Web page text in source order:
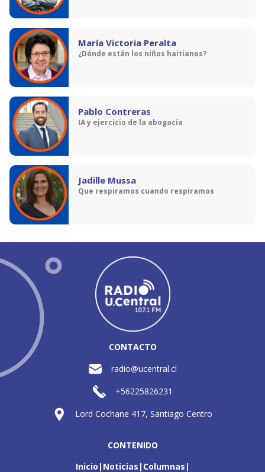
María Victoria Peralta
¿Dónde están los niños haitianos?
Pablo Contreras
IA y ejercicio de la abogacía
Jadille Mussa
Que respiramos cuando respiramos
CONTACTO
radio@ucentral.cl
+56225826231
Lord Cochane 417, Santiago Centro
CONTENIDO
Inicio Noticias Columnas